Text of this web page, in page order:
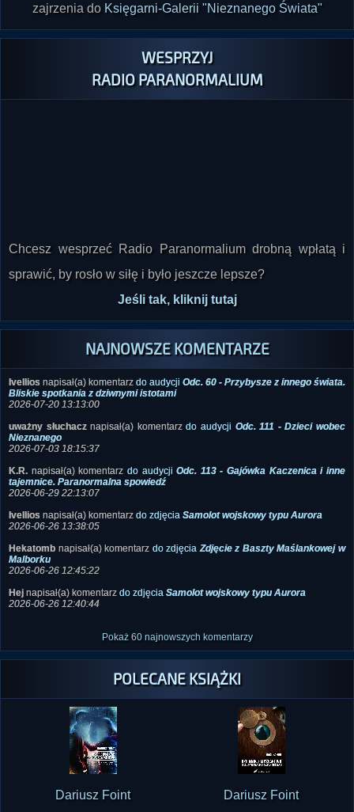
zajrzenia do Księgarni-Galerii "Nieznanego Świata"
WESPRZYJ
RADIO PARANORMALIUM
Chcesz wesprzeć Radio Paranormalium drobną wpłatą i
sprawić, by rosło w siłę i było jeszcze lepsze?
Jeśli tak, kliknij tutaj
NAJNOWSZE KOMENTARZE
Ivellios napisał(a) komentarz do audycji Odc. 60 - Przybysze z innego świata.
Bliskie spotkania z dziwnymi istotami
2026-07-20 13:13:00
uważny słuchacznapisał(a) komentarzdo audycji Odc. 111 - Dzieci wobec
Nieznanego
2026-07-03 18:15:37
K.R. napisał(a) komentarz do audycjiOdc. 113 - Gajówka Kaczenica i inne
tajemnice. Paranormalna spowiedź
2026-06-29 22:13:07
Ivellios napisał(a) komentarz do zdjęcia Samolot wojskowy typu Aurora
2026-06-26 13:38:05
Hekatomb napisał(a) komentarz do zdjęcia Zdjęcie z Baszty Maślankowej w
Malborku
2026-06-26 12:45:22
Hej napisał(a) komentarz do zdjęcia Samolot wojskowy typu Aurora
2026-06-26 12:40:44
Pokaż 60 najnowszych komentarzy
POLECANE KSIĄŻKI
Dariusz Foint
Dariusz Foint